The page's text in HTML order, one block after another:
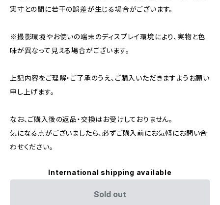
実寸との間に若干の誤差が生じる場合がございます。
※撮影環境やお使いの端末のディスプレイ環境により、実物と色
味が異なって見える場合がございます。
上記内容をご理解・ご了承のうえ、ご購入いただきますようお願い
申し上げます。
なお、ご購入後の返品・交換はお受けしておりません。
気になる点がございましたら、必ずご購入前にお気軽にお問い合
わせください。
International shipping available
Sold out